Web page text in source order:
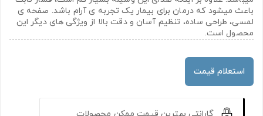
باعث میشود که درمان برای بیمار یک تجربه ی آرام باشد. صفحه ی
لمسی، طراحی ساده، تنظیم آسان و دقت بالا از ویژگی های دیگر این
محصول است.
استعلام قیمت
گارانتی بهترین قیمت ممکن محصولات